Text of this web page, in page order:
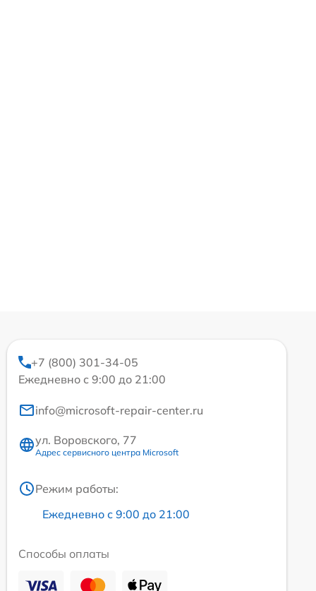
+7 (800) 301-34-05
Ежедневно с 9:00 до 21:00
info@microsoft-repair-center.ru
ул. Воровского, 77
Адрес сервисного центра Microsoft
Режим работы:
Ежедневно с 9:00 до 21:00
Способы оплаты